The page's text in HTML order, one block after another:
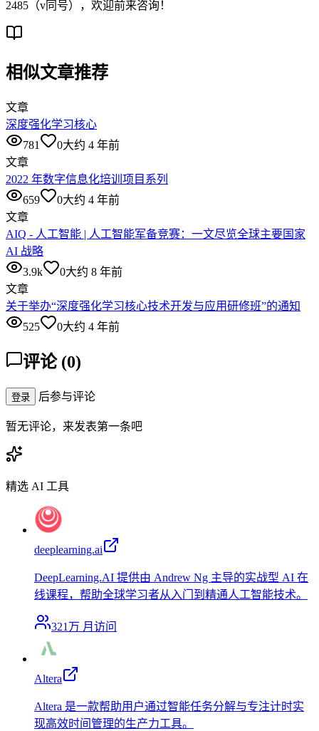
2485（v同号），欢迎前来咨询！
相似文章推荐
文章
深度强化学习核心
781
0大约 4 年前
文章
2022 年数字信息化培训项目系列
659
0大约 4 年前
文章
AIQ - 人工智能 | 人工智能军备竞赛：一文尽览全球主要国家
AI 战略
3.9k
0大约 8 年前
文章
关于举办“深度强化学习核心技术开发与应用研修班”的通知
525
0大约 4 年前
评论 (0)
登录 后参与评论
暂无评论，来发表第一条吧
精选 AI 工具
deeplearning.ai
DeepLearning.AI 提供由 Andrew Ng 主导的实战型 AI 在
线课程，帮助全球学习者从入门到精通人工智能技术。
321万 月访问
Altera
Altera 是一款帮助用户通过智能任务分解与专注计时实
现高效时间管理的生产力工具。